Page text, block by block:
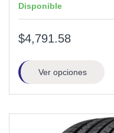
Disponible
$4,791.58
Ver opciones